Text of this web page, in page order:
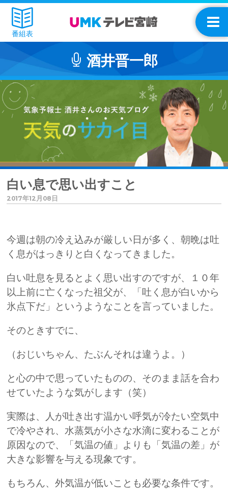
番組表
酒井晋一郎
白い息で思い出すこと
2017年12月08日
今週は朝の冷え込みが厳しい日が多く、朝晩は吐
く息がはっきりと白くなってきました。
白い吐息を見るとよく思い出すのですが、１０年
以上前に亡くなった祖父が、「吐く息が白いから
氷点下だ」というようなことを言っていました。
そのときすでに、
（おじいちゃん、たぶんそれは違うよ。）
と心の中で思っていたものの、そのまま話を合わ
せていたような気がします（笑）
実際は、人が吐き出す温かい呼気が冷たい空気中
で冷やされ、水蒸気が小さな水滴に変わることが
原因なので、「気温の値」よりも「気温の差」が
大きな影響を与える現象です。
もちろん、外気温が低いことも必要な条件です。